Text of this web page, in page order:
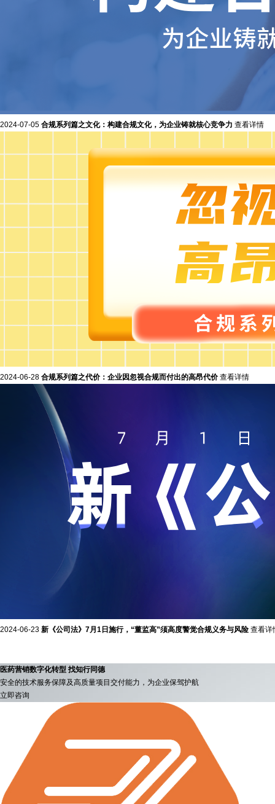
2024-07-05 合规系列篇之文化：构建合规文化，为企业铸就核心竞争力 查看详情
2024-06-28 合规系列篇之代价：企业因忽视合规而付出的高昂代价 查看详情
2024-06-23 新《公司法》7月1日施行，“董监高”须高度警觉合规义务与风险 查看详
医药营销数字化转型 找知行同德
安全的技术服务保障及高质量项目交付能力，为企业保驾护航
立即咨询